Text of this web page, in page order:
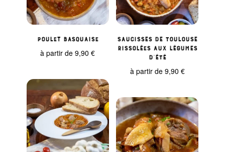
Poulet basquaise
à partir de9,90€
Saucisses de Toulouse
rissolées aux légumes
d’été
à partir de 9,90 €